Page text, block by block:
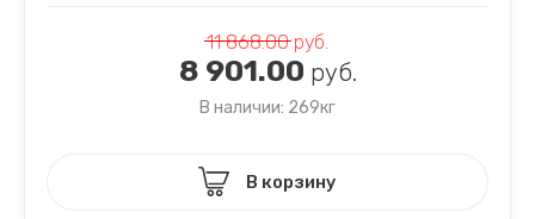
11 868.00руб.
8 901.00 руб.
В наличии: 269кг
В корзину